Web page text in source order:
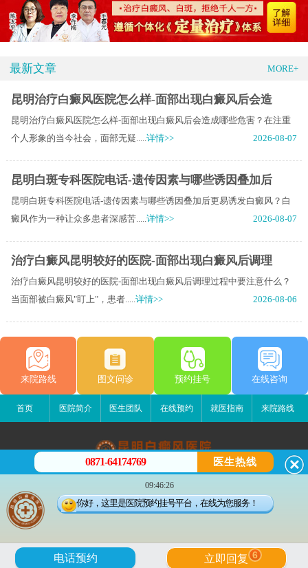
最新文章 MORE+
昆明治疗白癜风医院怎么样-面部出现白癜风后会造
昆明治疗白癜风医院怎么样-面部出现白癜风后会造成哪些危害？在注重
个人形象的当今社会，面部无疑.....详情>> 2026-08-07
昆明白斑专科医院电话-遗传因素与哪些诱因叠加后
昆明白斑专科医院电话-遗传因素与哪些诱因叠加后更易诱发白癜风？白
癜风作为一种让众多患者深感苦.....详情>> 2026-08-07
治疗白癜风昆明较好的医院-面部出现白癜风后调理
治疗白癜风昆明较好的医院-面部出现白癜风后调理过程中要注意什么？
当面部被白癜风"盯上"，患者.....详情>> 2026-08-06
来院路线 图文问诊 预约挂号 在线咨询
首页 医院简介 医生团队 在线预约 就医指南 来院路线
昆明白癜风医院
昆明市五华区护国路2号
版权所有：昆明白癜风医院
滇公安备 53010202000563号
0871-64174769 医生热线
09:46:26
你好，这里是医院预约挂号平台，在线为您服务！
电话预约 立即回复 6